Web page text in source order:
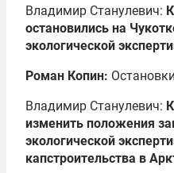
Владимир Станулевич:
остановились на
экологической
Роман Копин:
Владимир Станулевич:
изменить положения
экологической
капстроительства в